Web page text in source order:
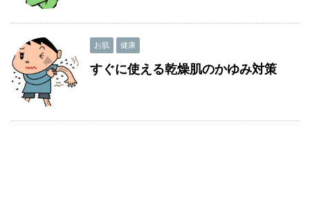
お肌 健康
すぐに使える乾燥肌のかゆみ対策